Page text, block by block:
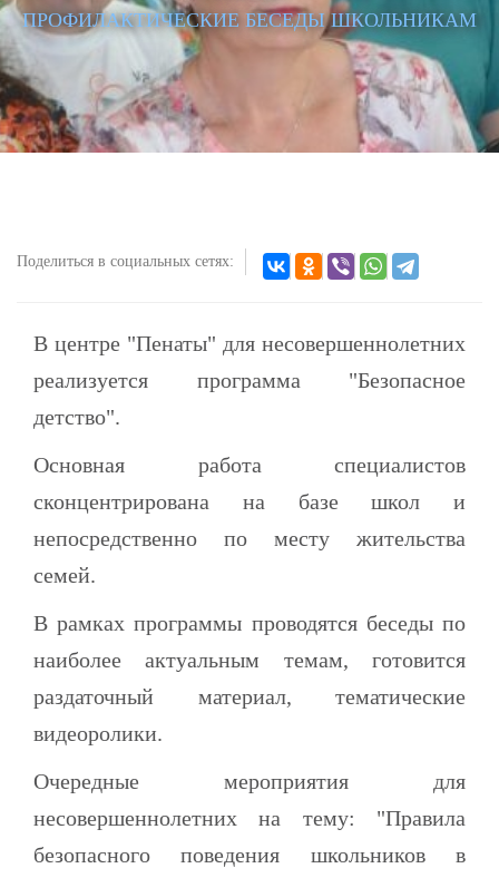
ПРОФИЛАКТИЧЕСКИЕ БЕСЕДЫ ШКОЛЬНИКАМ
Поделиться в социальных сетях:
В центре "Пенаты" для несовершеннолетних
реализуется программа "Безопасное
детство".
Основная работа специалистов
сконцентрирована на базе школ и
непосредственно по месту жительства
семей.
В рамках программы проводятся беседы по
наиболее актуальным темам, готовится
раздаточный материал, тематические
видеоролики.
Очередные мероприятия для
несовершеннолетних на тему: "Правила
безопасного поведения школьников в